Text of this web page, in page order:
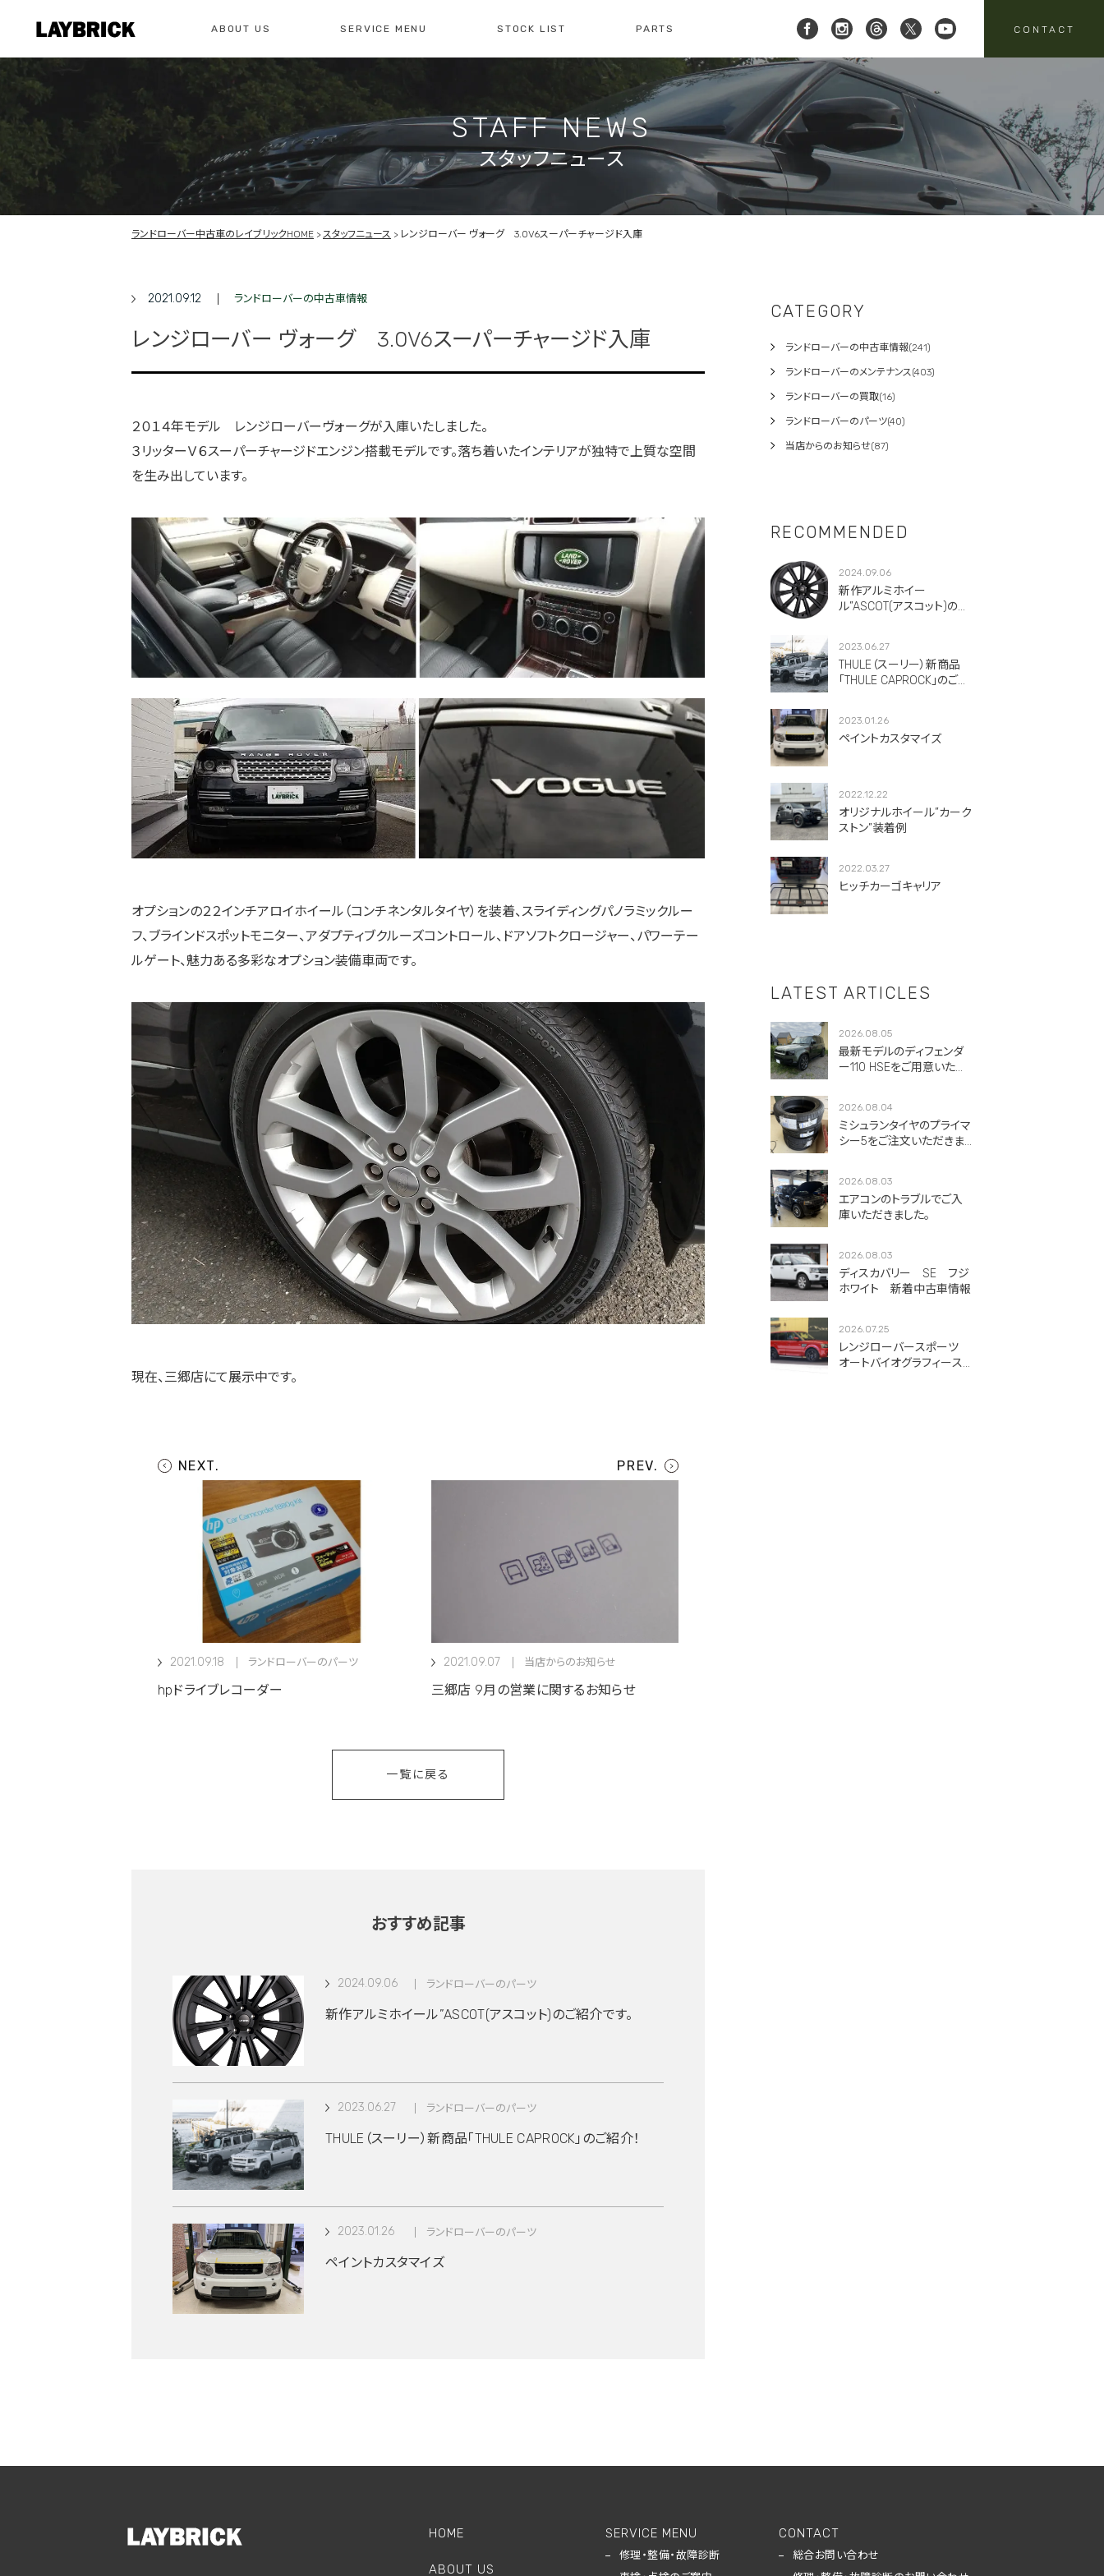
ABOUT US
私たちについて レイブリックについて 店舗紹介 会社概要 スタッフニュース
SERVICE MENU
サービスメニュー 修理・整備・故障診断 車検・点検のご案内 注文販売 買取
STOCK LIST PARTS CONTACT
お問い合わせ 0561-61-3930
10:00-19:00
[ レイブリック三郷店 ]
048-951-4136
10:00-18:00 定休日:水曜日
総合お問い合わせ
お問い合わせ
お問い合わせ
買取のお問い合わせ 注文販売のお問い合わせ
パーツ・アクセサリーの
お問い合わせ
STAFF NEWS
スタッフニュース
ランドローバー中古車のレイブリックHOME スタッフニュース レンジローバー ヴォーグ 3.0V6スーパーチャージド入庫
2021.09.12 ランドローバーの中古車情報
レンジローバー ヴォーグ 3.0V6スーパーチャージド入庫
２０１４年モデル レンジローバーヴォーグが入庫いたしました。
３リッターＶ６スーパーチャージドエンジン搭載モデルです。落ち着いたインテリアが独特で上質な空間
を生み出しています。
オプションの２２インチアロイホイール（コンチネンタルタイヤ）を装着、スライディングパノラミックルー
フ、ブラインドスポットモニター、アダプティブクルーズコントロール、ドアソフトクロージャー、パワーテー
ルゲート、魅力ある多彩なオプション装備車両です。
現在、三郷店にて展示中です。
2021.09.18 ランドローバーのパーツ
hpドライブレコーダー
2021.09.07 当店からのお知らせ
三郷店 9月の営業に関するお知らせ
一覧に戻る
おすすめ記事
2024.09.06 ランドローバーのパーツ
新作アルミホイール”ASCOT(アスコット)のご紹介です。
2023.06.27 ランドローバーのパーツ
THULE（スーリー）新商品「THULE CAPROCK」のご紹介！
2023.01.26 ランドローバーのパーツ
ペイントカスタマイズ
CATEGORY
ランドローバーの中古車情報(241)
ランドローバーのメンテナンス(403)
ランドローバーの買取(16)
ランドローバーのパーツ(40)
当店からのお知らせ(87)
RECOMMENDED
2024.09.06
新作アルミホイー
ル”ASCOT(アスコット)のご
2023.06.27
THULE（スーリー）新商品
「THULE CAPROCK」のご紹
2023.01.26
ペイントカスタマイズ
2022.12.22
オリジナルホイール”カーク
ストン”装着例
2022.03.27
ヒッチカーゴキャリア
LATEST ARTICLES
2026.08.05
最新モデルのディフェンダ
ー110 HSEをご用意いただ
2026.08.04
ミシュランタイヤのプライマ
シー5をご注文いただきま
2026.08.03
エアコンのトラブルでご入
庫いただきました。
2026.08.03
ディスカバリー SE フジ
ホワイト 新着中古車情報
2026.07.25
レンジローバースポーツ
オートバイオグラフィース
HOME
ABOUT US
SERVICE MENU
修理・整備・故障診断
CONTACT
総合お問い合わせ